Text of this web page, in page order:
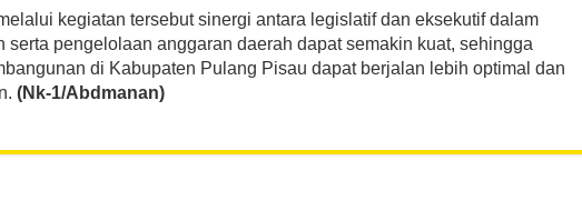
kegiatan tersebut sinergi antara legislatif dan eksekutif dalam
serta pengelolaan anggaran daerah dapat semakin kuat, sehingga
di Kabupaten Pulang Pisau dapat berjalan lebih optimal dan
(Nk-1/Abdmanan)